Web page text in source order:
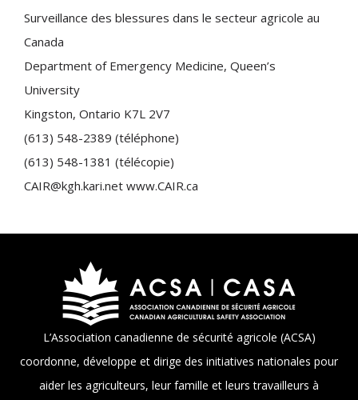
Surveillance des blessures dans le secteur agricole au
Canada
Department of Emergency Medicine, Queen’s
University
Kingston, Ontario K7L 2V7
(613) 548-2389 (téléphone)
(613) 548-1381 (télécopie)
CAIR@kgh.kari.net www.CAIR.ca
L’Association canadienne de sécurité agricole (ACSA)
coordonne, développe et dirige des initiatives nationales pour
aider les agriculteurs, leur famille et leurs travailleurs à